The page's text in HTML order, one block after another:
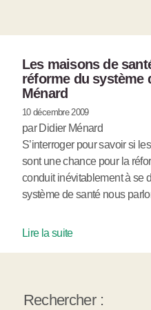
Les maisons de
réforme du système
Ménard
10 décembre 2009
par Didier Ménard
S’interroger pour savoir si
sont une chance pour la
conduit inévitablement à se
système de santé nous
Lire la suite
Rechercher :